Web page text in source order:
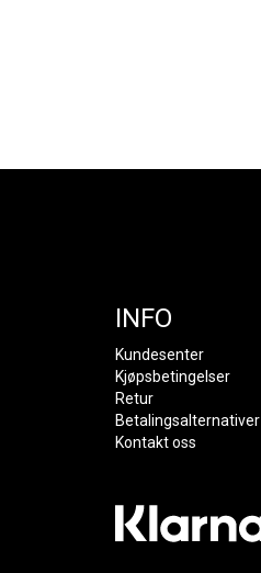
INFO
Kundesenter
Kjøpsbetingelser
Retur
Betalingsalternativer
Kontakt oss